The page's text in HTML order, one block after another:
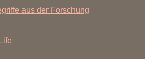
aus der Forschung